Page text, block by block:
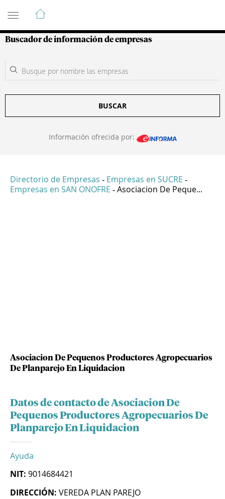
Guía de Empresas Colombianas
Buscador de información de empresas
BUSCAR
Información ofrecida por:
Directorio de Empresas - Empresas en SUCRE -
Empresas en SAN ONOFRE - Asociacion De Peque...
Asociacion De Pequenos Productores Agropecuarios
De Planparejo En Liquidacion
Datos de contacto de Asociacion De
Pequenos Productores Agropecuarios De
Planparejo En Liquidacion
Ayuda
NIT: 9014684421
DIRECCIÓN: VEREDA PLAN PAREJO